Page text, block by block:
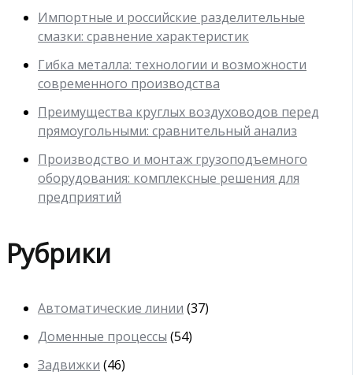
Импортные и российские разделительные
смазки: сравнение характеристик
Гибка металла: технологии и возможности
современного производства
Преимущества круглых воздуховодов перед
прямоугольными: сравнительный анализ
Производство и монтаж грузоподъемного
оборудования: комплексные решения для
предприятий
Рубрики
Автоматические линии (37)
Доменные процессы (54)
Задвижки (46)